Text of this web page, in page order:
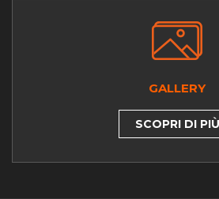
GALLERY
SCOPRI DI PIÙ